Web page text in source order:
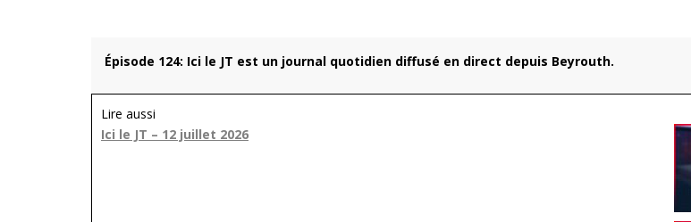
Épisode 124: Ici le JT est un journal quotidien diffusé en direct depuis Beyrouth.
Lire aussi
Ici le JT – 12 juillet 2026